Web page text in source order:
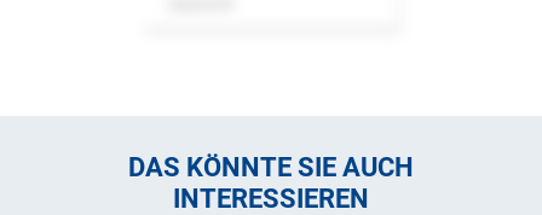
DAS KÖNNTE SIE AUCH
INTERESSIEREN